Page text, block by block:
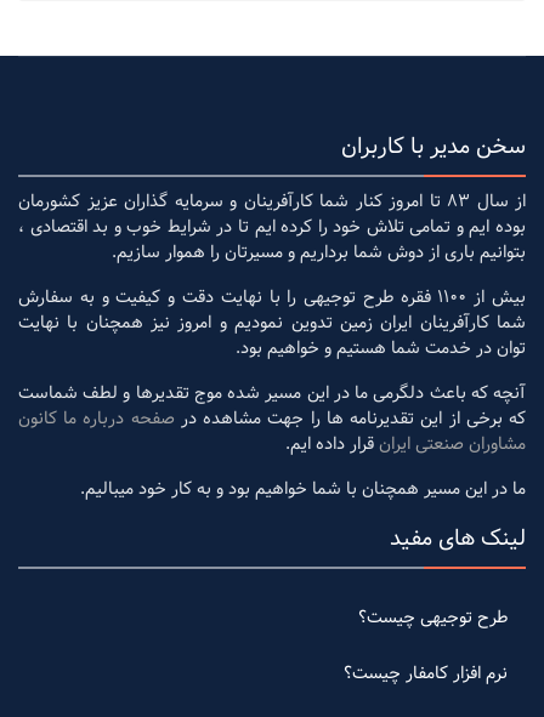
سخن مدیر با کاربران
از سال 83 تا امروز کنار شما کارآفرینان و سرمایه گذاران عزیز کشورمان
بوده ایم و تمامی تلاش خود را کرده ایم تا در شرایط خوب و بد اقتصادی ،
بتوانیم باری از دوش شما برداریم و مسیرتان را هموار سازیم.
بیش از 1100 فقره طرح توجیهی را با نهایت دقت و کیفیت و به سفارش
شما کارآفرینان ایران زمین تدوین نمودیم و امروز نیز همچنان با نهایت
توان در خدمت شما هستیم و خواهیم بود.
آنچه که باعث دلگرمی ما در این مسیر شده موج تقدیرها و لطف شماست
که برخی از این تقدیرنامه ها را جهت مشاهده در صفحه درباره ما کانون
مشاوران صنعتی ایرانقرار داده ایم.
ما در این مسیر همچنان با شما خواهیم بود و به کار خود میبالیم.
لینک های مفید
طرح توجیهی چیست؟
نرم افزار کامفار چیست؟